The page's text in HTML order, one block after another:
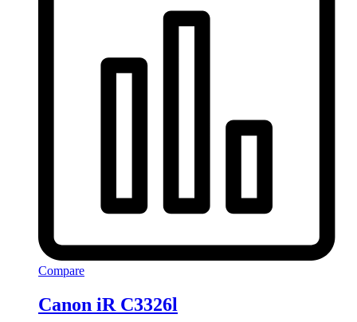
Compare
Canon iR C3326l